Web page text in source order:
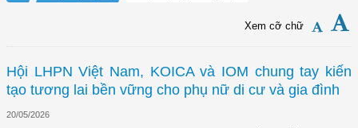
Xem cỡ chữ
Hội LHPN Việt Nam, KOICA và IOM chung tay kiến
tạo tương lai bền vững cho phụ nữ di cư và gia đình
20/05/2026